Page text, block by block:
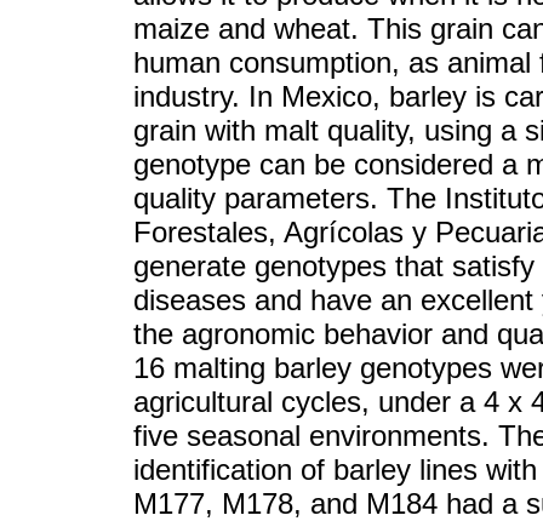
maize and wheat. This grain
human consumption, as
industry. In Mexico, barley is
grain with malt quality, using a
genotype can be considered a
quality parameters. The
Forestales, Agrícolas y
generate genotypes that
diseases and have an
the agronomic behavior and
16 malting barley genotypes
agricultural cycles, under a 4 x
five seasonal environments.
identification of barley lines
M177, M178, and M184 had a